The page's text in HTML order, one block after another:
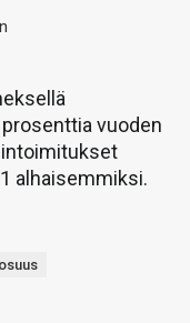
vuoden
alhaisemmiksi.